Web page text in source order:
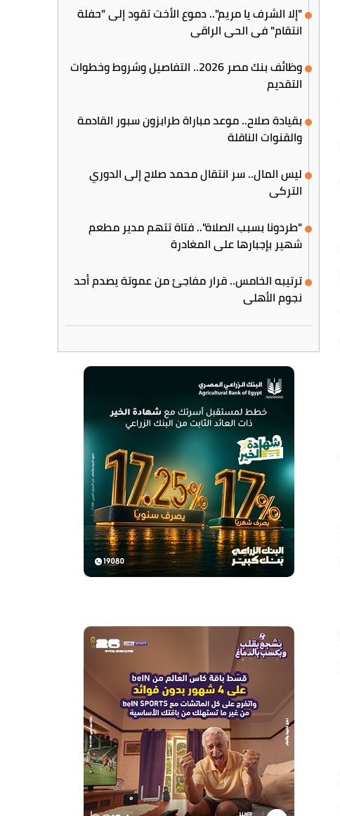
"إلا الشرف يا مريم".. دموع الأخت تقود إلى "حفلة
انتقام" في الحي الراقي
وظائف بنك مصر 2026.. التفاصيل وشروط وخطوات
التقديم
بقيادة صلاح.. موعد مباراة طرابزون سبور القادمة
والقنوات الناقلة
ليس المال.. سر انتقال محمد صلاح إلى الدوري
التركي
"طردونا بسبب الصلاة".. فتاة تتهم مدير مطعم
شهير بإجبارها على المغادرة
ترتيبه الخامس.. قرار مفاجئ من عموتة يصدم أحد
نجوم الأهلي